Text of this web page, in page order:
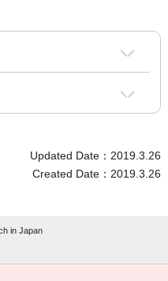
Updated Date：2019.3.26
Created Date：2019.3.26
in Japan